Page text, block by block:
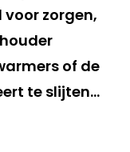
voor zorgen,
of de
te slijten…